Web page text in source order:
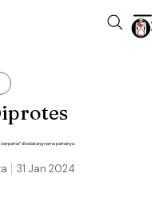
di belakang nama partainya.
31 Jan 2024